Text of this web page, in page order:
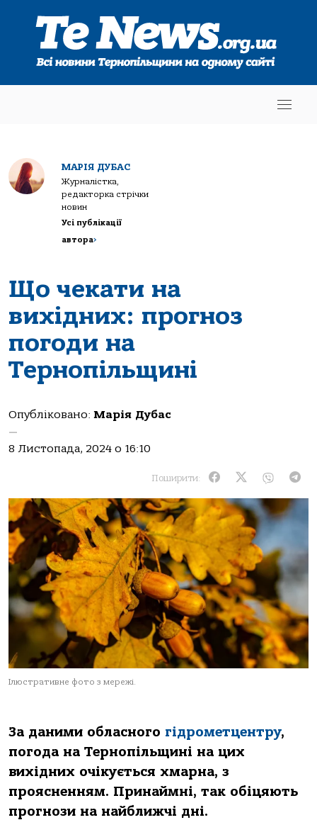
МАРІЯ ДУБАС
Журналістка,
редакторка стрічки
новин
Усі публікації
автора>
Що чекати на
вихідних: прогноз
погоди на
Тернопільщині
Опубліковано: Марія Дубас
—
8 Листопада, 2024 о 16:10
Поширити:
Ілюстративне фото з мережі.
За даними обласного гідрометцентру,
погода на Тернопільщині на цих
вихідних очікується хмарна, з
проясненням. Принаймні, так обіцяють
прогнози на найближчі дні.